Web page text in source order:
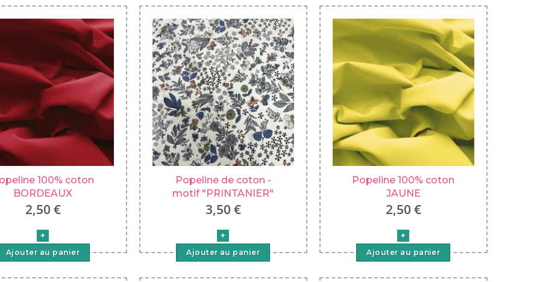
100% coton
BORDEAUX
2,50 €
Ajouter au panier
Popeline de coton -
motif "PRINTANIER"
3,50 €
Ajouter au panier
Popeline 100% coton
JAUNE
2,50 €
Ajouter au panier